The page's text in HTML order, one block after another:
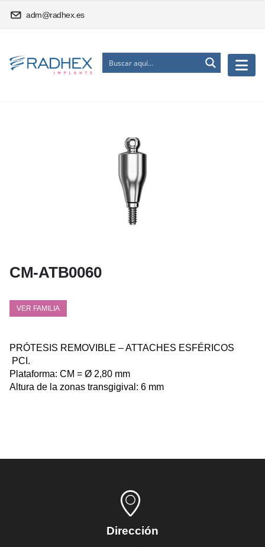
adm@radhex.es
CM-ATB0060
VER FAMILIA
PRÓTESIS REMOVIBLE – ATTACHES ESFÉRICOS
PCI.
Plataforma: CM = Ø 2,80 mm
Altura de la zonas transgigival: 6 mm
Dirección